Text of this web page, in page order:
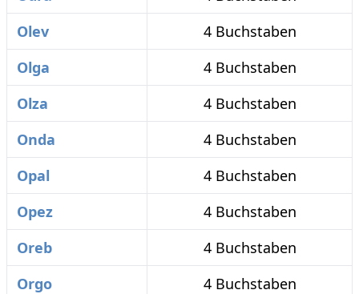
Olev
4 Buchstaben
Olga
4 Buchstaben
Olza
4 Buchstaben
Onda
4 Buchstaben
Opal
4 Buchstaben
Opez
4 Buchstaben
Oreb
4 Buchstaben
Orgo
4 Buchstaben